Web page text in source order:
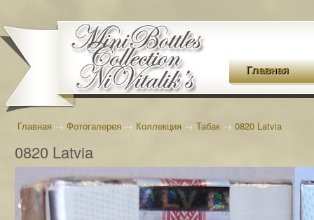
Главная
Главная → Фотогалерея → Коллекция → Табак → 0820 Latvia
0820 Latvia